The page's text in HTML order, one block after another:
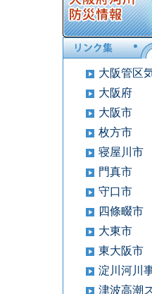
大阪管区
大阪府
大阪市
枚方市
寝屋川市
門真市
守口市
四條畷市
大東市
東大阪市
淀川河川
津波高潮